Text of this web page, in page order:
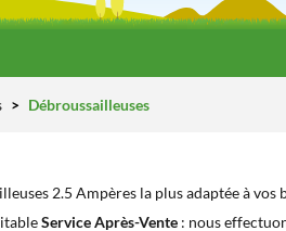
Débroussailleuses
2.5 Ampères la plus adaptée à vos
Service Après-Vente : nous